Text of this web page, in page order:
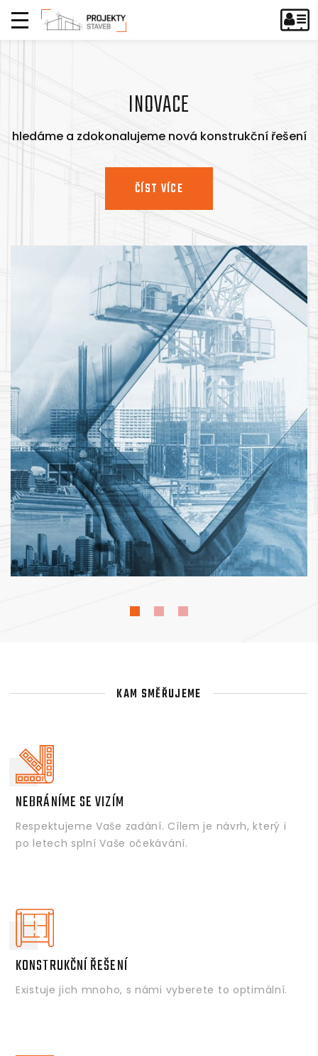
INOVACE
hledáme a zdokonalujeme nová konstrukční řešení
ČÍST VÍCE
KAM SMĚŘUJEME
NEBRÁNÍME SE VIZÍM
Respektujeme Vaše zadání. Cílem je návrh, který i
po letech splní Vaše očekávání.
KONSTRUKČNÍ ŘEŠENÍ
Existuje jich mnoho, s námi vyberete to optimální.